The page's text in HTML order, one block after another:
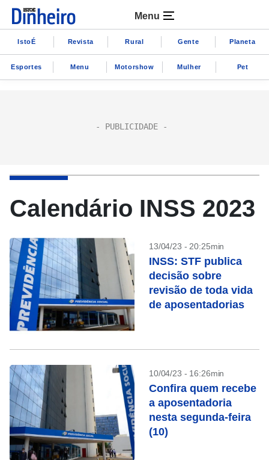
Menu
IstoÉ Revista Rural Gente Planeta
Esportes Menu Motorshow Mulher Pet
Calendário INSS 2023
13/04/23 - 20:25min
INSS: STF publica
decisão sobre
revisão de toda vida
de aposentadorias
10/04/23 - 16:26min
Confira quem recebe
a aposentadoria
nesta segunda-feira
(10)